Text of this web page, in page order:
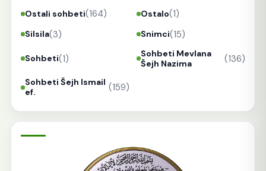
Ostali sohbeti(164) Ostalo(1)
Silsila(3) Snimci(15)
Sohbeti(1)
Sohbeti Mevlana
Šejh Nazima
(136)
Sohbeti Šejh Ismail
ef.
(159)